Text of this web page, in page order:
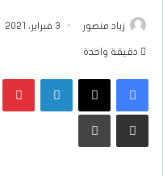
زياد منصور 3 فبراير، 2021
دقيقة واحدة
فيسبوك
‫X لينكدإن
مشاركة عبر البريد طباعة